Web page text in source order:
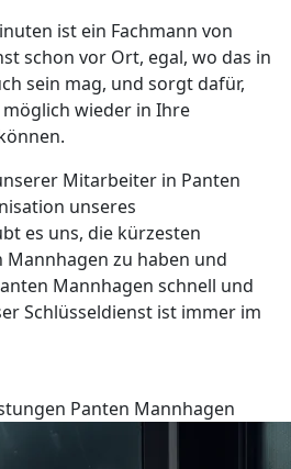
ist ein Fachmann von
schon vor Ort, egal, wo das in
sein mag, und sorgt dafür,
möglich wieder in Ihre
Mitarbeiter in Panten
unseres
es uns, die kürzesten
zu haben und
Mannhagen schnell und
Schlüsseldienst ist immer im
Panten Mannhagen